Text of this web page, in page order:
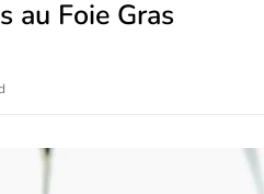
au Foie Gras